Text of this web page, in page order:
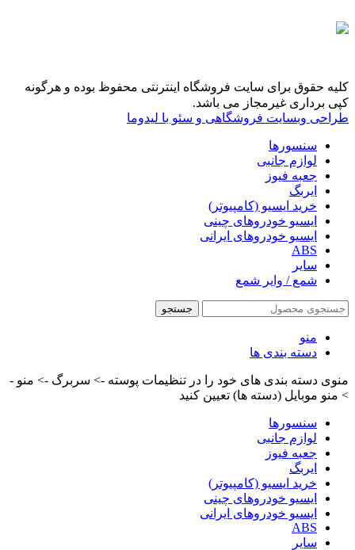
کلیه حقوق برای سایت فروشگاه اینترنتی محفوظ بوده و هرگونه
کپی برداری غیرمجاز می باشد.
طراحی وبسایت فروشگاهی و سئو با لیدوما
سنسورها
لوازم جانبی
جعبه فیوز
ایربگ
خرید ایسیو (کامپیوتر)
ایسیو خودروهای چینی
ایسیو خودروهای ایرانی
ABS
سایر
شمع / وایر شمع
جستجو
منو
دسته بندی ها
منوی دسته بندی های خود را در تنظیمات پوسته -> سربرگ -> منو -
> منو موبایل (دسته ها) تعیین کنید
سنسورها
لوازم جانبی
جعبه فیوز
ایربگ
خرید ایسیو (کامپیوتر)
ایسیو خودروهای چینی
ایسیو خودروهای ایرانی
ABS
سایر